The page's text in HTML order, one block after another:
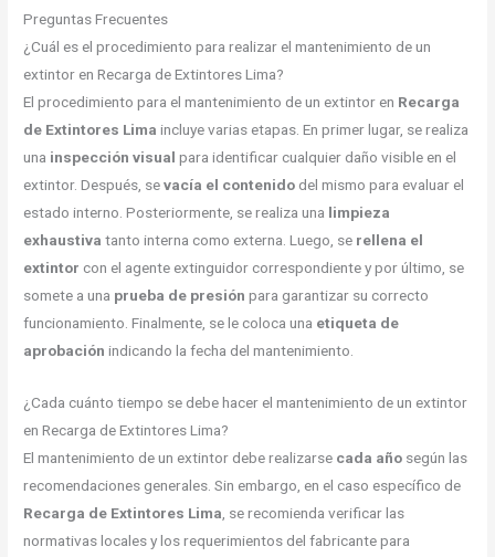
Preguntas Frecuentes
¿Cuál es el procedimiento para realizar el mantenimiento de un
extintor en Recarga de Extintores Lima?
El procedimiento para el mantenimiento de un extintor en Recarga
de Extintores Lima incluye varias etapas. En primer lugar, se realiza
una inspección visual para identificar cualquier daño visible en el
extintor. Después, sevacía el contenido del mismo para evaluar el
estado interno. Posteriormente, se realiza una limpieza
exhaustiva tanto interna como externa. Luego, se rellena el
extintor con el agente extinguidor correspondiente y por último, se
somete a una prueba de presión para garantizar su correcto
funcionamiento. Finalmente, se le coloca una etiqueta de
aprobación indicando la fecha del mantenimiento.
¿Cada cuánto tiempo se debe hacer el mantenimiento de un extintor
en Recarga de Extintores Lima?
El mantenimiento de un extintor debe realizarse cada año según las
recomendaciones generales. Sin embargo, en el caso específico de
Recarga de Extintores Lima , se recomienda verificar las
normativas locales y los requerimientos del fabricante para